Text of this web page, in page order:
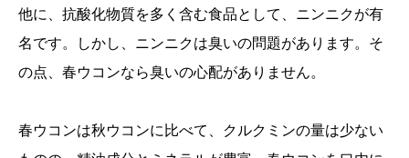
他に、抗酸化物質を多く含む食品として、ニンニクが有
名です。しかし、ニンニクは臭いの問題があります。そ
の点、春ウコンなら臭いの心配がありません。
春ウコンは秋ウコンに比べて、クルクミンの量は少ない